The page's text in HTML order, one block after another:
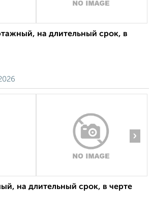
на длительный срок, в
›
на длительный срок, в черте